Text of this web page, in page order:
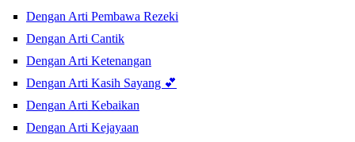
Dengan Arti Pembawa Rezeki
Dengan Arti Cantik
Dengan Arti Ketenangan
Dengan Arti Kasih Sayang 💕
Dengan Arti Kebaikan
Dengan Arti Kejayaan